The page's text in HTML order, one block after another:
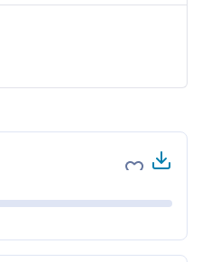
Zu